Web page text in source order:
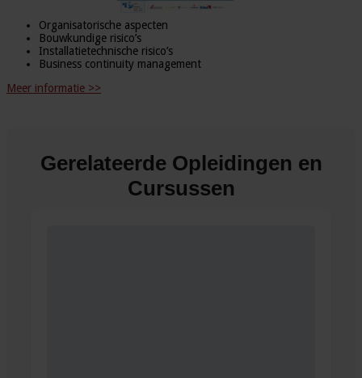
Organisatorische aspecten
Bouwkundige risico’s
Installatietechnische risico’s
Business continuity management
Meer informatie >>
Gerelateerde Opleidingen en
Cursussen